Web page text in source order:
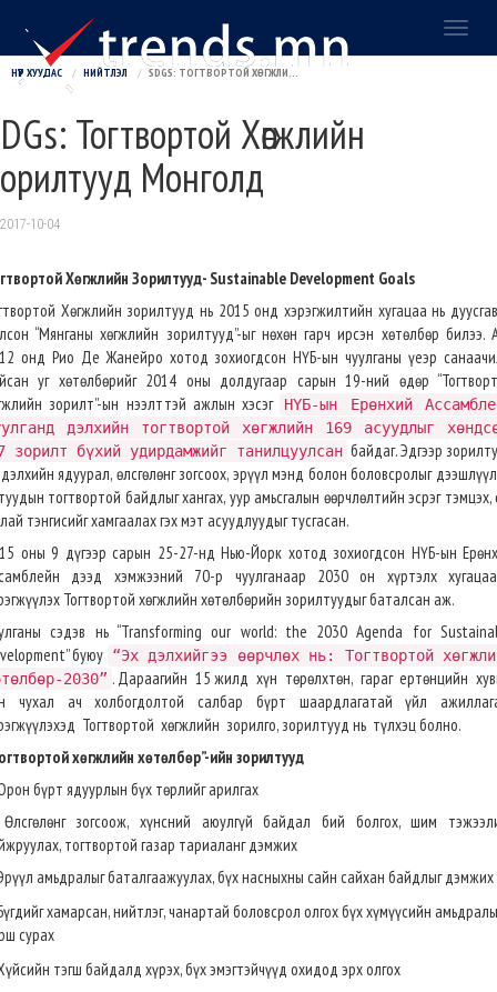
НҮҮР ХУУДАС НИЙТЛЭЛ SDGS: ТОГТВОРТОЙ ХӨГЖЛИЙН ЗОРИЛТУУД МОНГОЛД
Тогтвортой Хөгжлийн
Монголд
2017-10-04
Хөгжлийн Зорилтууд- Sustainable Development Goals
Хөгжлийн зорилтууд нь 2015 онд хэрэгжилтийн хугацаа нь
“Мянганы хөгжлийн зорилтууд”-ыг нөхөн гарч ирсэн хөтөлбөр билээ.
онд Рио Де Жанейро хотод зохиогдсон НҮБ-ын чуулганы үеэр
уг хөтөлбөрийг 2014 оны долдугаар сарын 19-ний өдөр
зорилт”-ын нээлттэй ажлын хэсэг
НҮБ-ын Ерөнхий
дэлхийн тогтвортой хөгжлийн 169 асуудлыг
зорилт бүхий удирдамжийг танилцуулсан байдаг. Эдгээр
ядуурал, өлсгөлөнг зогсоох, эрүүл мэнд болон боловсролыг
тогтвортой байдлыг хангах, уур амьсгалын өөрчлөлтийн эсрэг тэмцэх,
тэнгисийг хамгаалах гэх мэт асуудлуудыг тусгасан.
оны 9 дүгээр сарын 25-27-нд Нью-Йорк хотод зохиогдсон НҮБ-ын
дээд хэмжээний 70-р чуулганаар 2030 он хүртэлх
Тогтвортой хөгжлийн хөтөлбөрийн зорилтуудыг баталсан аж.
сэдэв нь “Transforming our world: the 2030 Agenda for
буюу “Эх дэлхийгээ өөрчлөх нь: Тогтвортой
2030” . Дараагийн 15 жилд хүн төрөлхтөн, гараг ертөнцийн
чухал ач холбогдолтой салбар бүрт шаардлагатай үйл
Тогтвортой хөгжлийн зорилго, зорилтууд нь түлхэц болно.
хөгжлийн хөтөлбөр”-ийн зорилтууд
бүрт ядуурлын бүх төрлийг арилгах
зогсоож, хүнсний аюулгүй байдал бий болгох, шим
тогтвортой газар тариаланг дэмжих
амьдралыг баталгаажуулах, бүх насныхны сайн сайхан байдлыг дэмжих
хамарсан, нийтлэг, чанартай боловсрол олгох бүх хүмүүсийн
сурах
тэгш байдалд хүрэх, бүх эмэгтэйчүүд охидод эрх олгох